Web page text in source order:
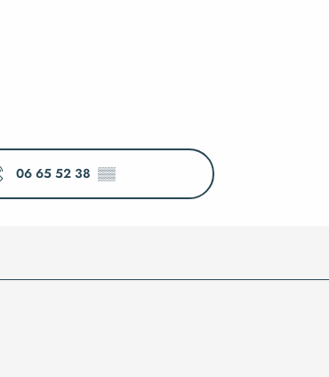
06 65 52 38 ▒▒